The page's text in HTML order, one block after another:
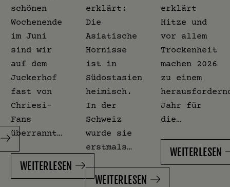
schönen
Wochenende
im Juni
sind wir
auf dem
Juckerhof
fast von
Chriesi-
Fans
überrannt…
WEITERLESEN
erklärt:
Die
Asiatische
Hornisse
ist in
Südostasien
heimisch.
In der
Schweiz
wurde sie
erstmals…
WEITERLESEN
erklärt
Hitze und
vor allem
Trockenheit
machen 2026
zu einem
Jahr für
die…
WEITERLESEN